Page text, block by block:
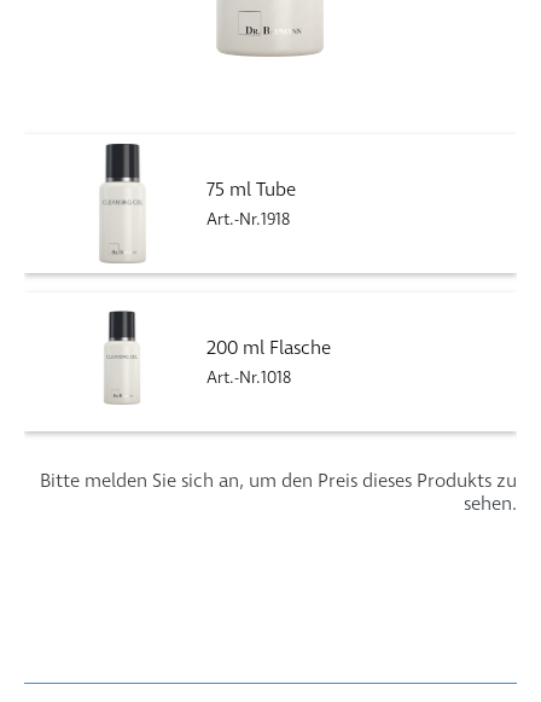
75 ml Tube
Art.-Nr.1918
200 ml Flasche
Art.-Nr.1018
Bitte melden Sie sich an, um den Preis dieses Produkts zu
sehen.